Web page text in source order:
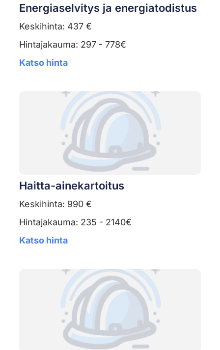
Energiaselvitys ja energiatodistus
Keskihinta: 437 €
Hintajakauma: 297 - 778€
Katso hinta
Haitta-ainekartoitus
Keskihinta: 990 €
Hintajakauma: 235 - 2140€
Katso hinta